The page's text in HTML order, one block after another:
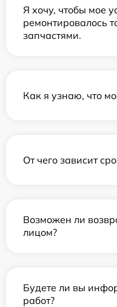
Я хочу, чтобы мое
ремонтировалось
запчастями.
Как я узнаю, что
От чего зависит
Возможен ли
лицом?
Будете ли вы
работ?